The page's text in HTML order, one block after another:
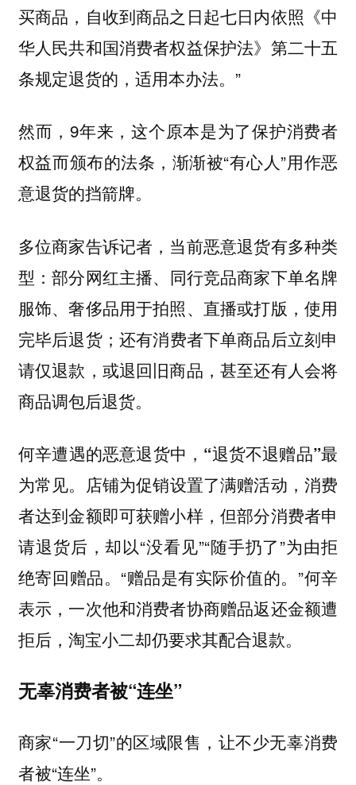
买商品，自收到商品之日起七日内依照《中
华人民共和国消费者权益保护法》第二十五
条规定退货的，适用本办法。”
然而，9年来，这个原本是为了保护消费者
权益而颁布的法条，渐渐被“有心人”用作恶
意退货的挡箭牌。
多位商家告诉记者，当前恶意退货有多种类
型：部分网红主播、同行竞品商家下单名牌
服饰、奢侈品用于拍照、直播或打版，使用
完毕后退货；还有消费者下单商品后立刻申
请仅退款，或退回旧商品，甚至还有人会将
商品调包后退货。
何辛遭遇的恶意退货中， “退货不退赠品”最
为常见。店铺为促销设置了满赠活动，消费
者达到金额即可获赠小样，但部分消费者申
请退货后，却以“没看见”“随手扔了”为由拒
绝寄回赠品。“赠品是有实际价值的。”何辛
表示，一次他和消费者协商赠品返还金额遭
拒后，淘宝小二却仍要求其配合退款。
无辜消费者被“连坐”
商家“一刀切”的区域限售，让不少无辜消费
者被“连坐”。